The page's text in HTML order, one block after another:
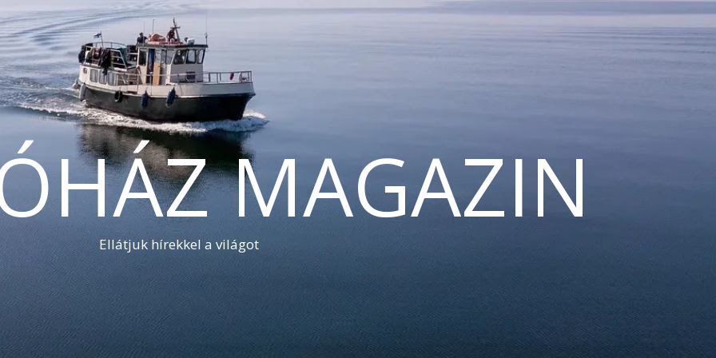
MAGAZIN
Ellátjuk hírekkel a világot